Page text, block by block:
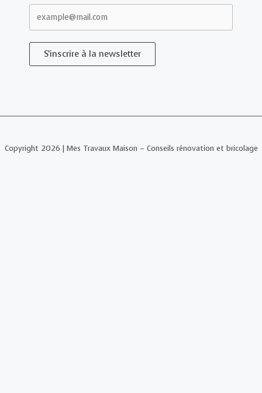
S'inscrire à la newsletter
Copyright 2026 | Mes Travaux Maison – Conseils rénovation et bricolage